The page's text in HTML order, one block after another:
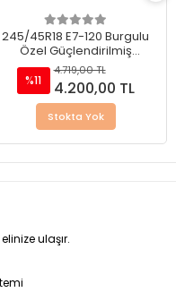
245/45R18 E7-120 Burgulu
Özel Güçlendirilmiş
Takmatik Kar Zinciri
%11
4.719,00 TL
4.200,00 TL
Stokta Yok
ulaşır.